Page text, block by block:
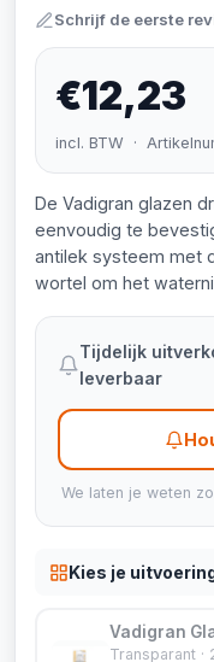
Schrijf de eerste
€12,23
incl. BTW ·
De Vadigran glazen
eenvoudig te
antilek systeem met
wortel om het
Tijdelijk
leverbaar
We laten je weten
Kies je
Vadigran
Transparant ·